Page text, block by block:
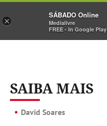
Sábado
SAIBA MAIS
David Soares
×
SÁBADO Online
Medialivre
FREE - In Google Play